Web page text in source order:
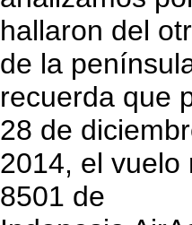
hallaron del
de la
recuerda que
28 de
2014, el vuelo
8501 de